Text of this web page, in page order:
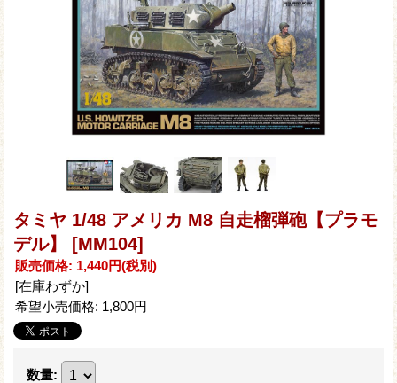
タミヤ 1/48 アメリカ M8 自走榴弾砲【プラモ
デル】 [MM104]
販売価格: 1,440円(税別)
[在庫わずか]
希望小売価格: 1,800円
数量: